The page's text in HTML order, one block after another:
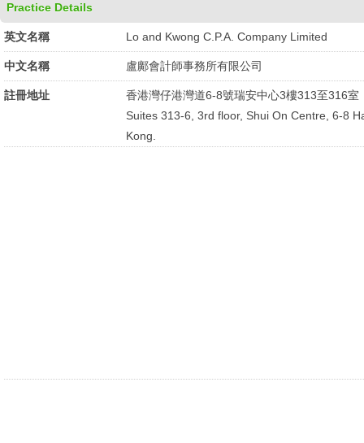
Practice Details
英文名稱 Lo and Kwong C.P.A. Company Limited
中文名稱 盧鄺會計師事務所有限公司
註冊地址
香港灣仔港灣道6-8號瑞安中心3樓313至316室
Suites 313-6, 3rd floor, Shui On Centre, 6-8
Kong.